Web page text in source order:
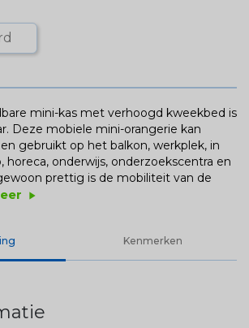
mini-kas met verhoogd kweekbed is
Deze mobiele mini-orangerie kan
gebruikt op het balkon, werkplek, in
horeca, onderwijs, onderzoekscentra en
prettig is de mobiliteit van de
play_arrow
Kenmerken